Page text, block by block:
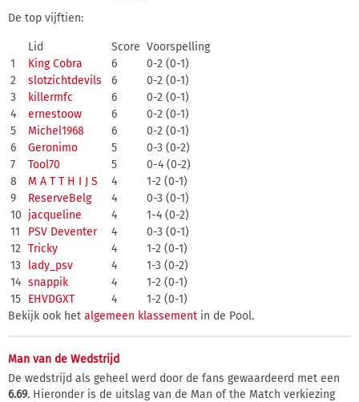
De top vijftien:
Lid Score Voorspelling
1
King Cobra 6
0-2 (0-1)
2
slotzichtdevils 6
0-2 (0-1)
3
killermfc 6
0-2 (0-1)
4
ernestoow 6
0-2 (0-1)
5
Michel1968 6
0-2 (0-1)
6
Geronimo 5
0-3 (0-2)
7
Tool70 5
0-4 (0-2)
8
M A T T H I J S 4
1-2 (0-1)
9
ReserveBelg 4
0-3 (0-1)
10 jacqueline 4
1-4 (0-2)
11
PSV Deventer 4
0-3 (0-1)
12 Tricky 4
1-2 (0-1)
13 lady_psv 4
1-3 (0-2)
14 snappik 4
1-2 (0-1)
15 EHVDGXT 4
1-2 (0-1)
Bekijk ook het algemeen klassement in de Pool.
Man van de Wedstrijd
De wedstrijd als geheel werd door de fans gewaardeerd met een
6.69. Hieronder is de uitslag van de Man of the Match verkiezing